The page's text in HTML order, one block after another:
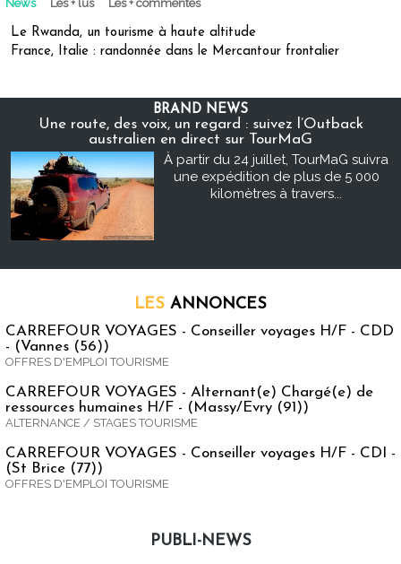
News Les + lus Les + commentés
Le Rwanda, un tourisme à haute altitude
France, Italie : randonnée dans le Mercantour frontalier
BRAND NEWS
Une route, des voix, un regard : suivez l’Outback
australien en direct sur TourMaG
À partir du 24 juillet, TourMaG suivra
une expédition de plus de 5 000
kilomètres à travers...
LES ANNONCES
CARREFOUR VOYAGES - Conseiller voyages H/F - CDD
- (Vannes (56))
OFFRES D'EMPLOI TOURISME
CARREFOUR VOYAGES - Alternant(e) Chargé(e) de
ressources humaines H/F - (Massy/Evry (91))
ALTERNANCE / STAGES TOURISME
CARREFOUR VOYAGES - Conseiller voyages H/F - CDI -
(St Brice (77))
OFFRES D'EMPLOI TOURISME
PUBLI-NEWS